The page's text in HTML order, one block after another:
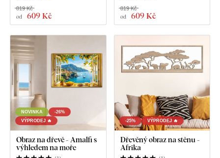
od 609 Kč
819 Kč
od 609 Kč
819 Kč
NOVINKA
-26%
VÝPRODEJ 🔥
Obraz na dřevě - Amalfi s
výhledem na moře
-25% VÝPRODEJ 🔥
Dřevěný obraz na stěnu -
Afrika